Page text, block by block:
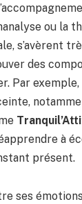
ou la
s’avèrent
des
Par
à
présent.
ses